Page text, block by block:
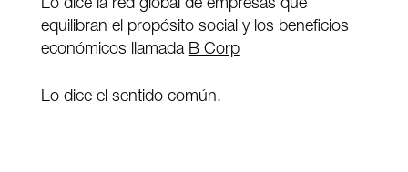
Lo dice la red global de empresas que
equilibran el propósito social y los beneficios
económicos llamada B Corp
Lo dice el sentido común.